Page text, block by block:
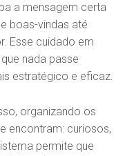
a mensagem certa
boas-vindas até
Esse cuidado em
nada passe
estratégico e eficaz.
organizando os
encontram: curiosos,
permite que